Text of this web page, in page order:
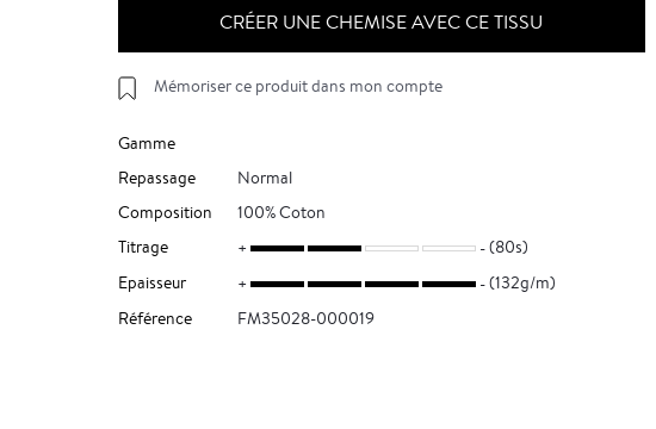
CRÉER UNE CHEMISE AVEC CE TISSU
Mémoriser ce produit dans mon compte
Gamme
Repassage
Normal
Composition
100% Coton
Titrage
(80s)
Epaisseur
(132g/m)
Référence
FM35028-000019